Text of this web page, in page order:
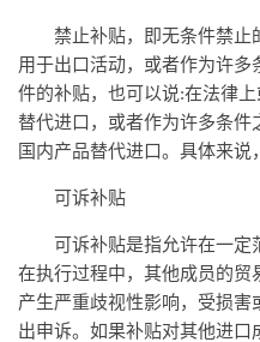
禁止补贴，即无条件禁止
用于出口活动，或者作为许
件的补贴，也可以说:在法律
替代进口，或者作为许多条件
国内产品替代进口。具体来说
可诉补贴
可诉补贴是指允许在一定
在执行过程中，其他成员的贸
产生严重歧视性影响，受损
出申诉。如果补贴对其他进口